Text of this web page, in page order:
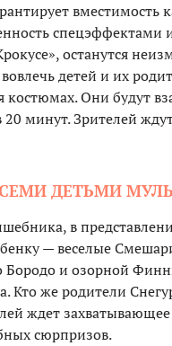
вместимость
останутся
детей и их
костюмах. Они будут
минут. Зрителей
ДЕТЬМИ
в
— веселые
и озорной
Кто же родители
ждет
сюрпризов.